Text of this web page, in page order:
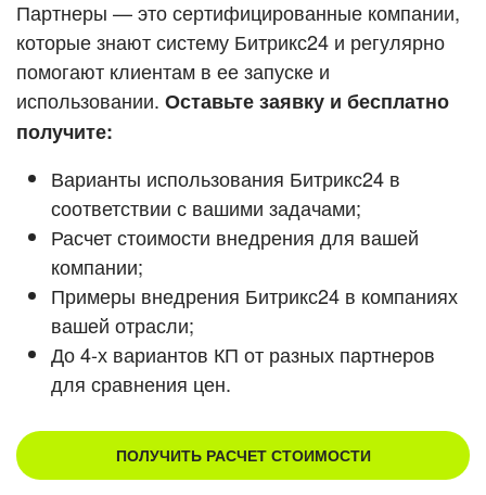
ВХОД
ВХОД
Смотреть видеокейсы
Партнеры — это сертифицированные компании,
которые знают систему Битрикс24 и регулярно
помогают клиентам в ее запуске и
использовании. Оставьте заявку и бесплатно
получите:
Варианты использования Битрикс24 в
соответствии с вашими задачами;
Расчет стоимости внедрения для вашей
компании;
Примеры внедрения Битрикс24 в компаниях
вашей отрасли;
До 4-х вариантов КП от разных партнеров
для сравнения цен.
ПОЛУЧИТЬ РАСЧЕТ СТОИМОСТИ